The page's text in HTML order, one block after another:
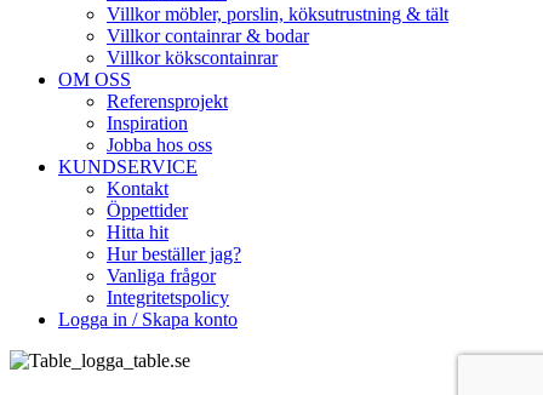
Villkor möbler, porslin, köksutrustning & tält
Villkor containrar & bodar
Villkor kökscontainrar
OM OSS
Referensprojekt
Inspiration
Jobba hos oss
KUNDSERVICE
Kontakt
Öppettider
Hitta hit
Hur beställer jag?
Vanliga frågor
Integritetspolicy
Logga in / Skapa konto